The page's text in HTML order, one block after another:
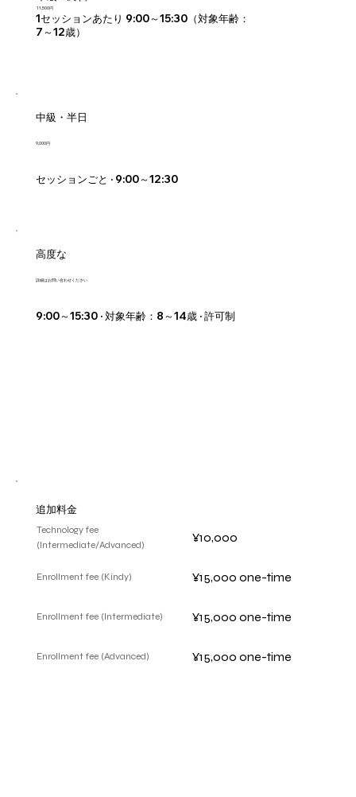
11,500円
1セッションあたり 9:00～15:30（対象年齢：
7～12歳）
中級・半日
9,000円
セッションごと · 9:00～12:30
高度な
詳細はお問い合わせください
9:00～15:30 · 対象年齢：8～14歳 · 許可制
Technology fee
(Intermediate/Advanced)
¥10,000
Enrollment fee (Kindy) ¥15,000 one-time
Enrollment fee (Intermediate) ¥15,000 one-time
Enrollment fee (Advanced) ¥15,000 one-time
追加料金